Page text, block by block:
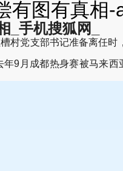
有图有真相
手机搜狐网_
党支部书记准备离任时
成都热身赛被马来西